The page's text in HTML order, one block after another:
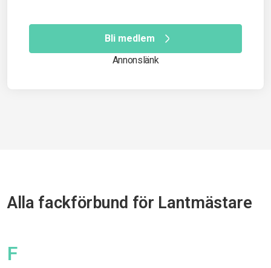
Bli medlem
Annonslänk
Alla fackförbund för Lantmästare
F